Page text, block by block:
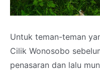
Untuk teman-teman
Cilik Wonosobo
penasaran dan lalu